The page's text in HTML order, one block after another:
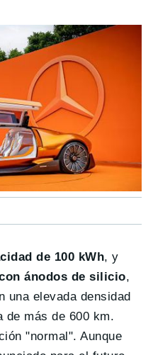
de 100 kWh, y
ánodos de silicio,
una elevada densidad
de más de 600 km.
"normal". Aunque